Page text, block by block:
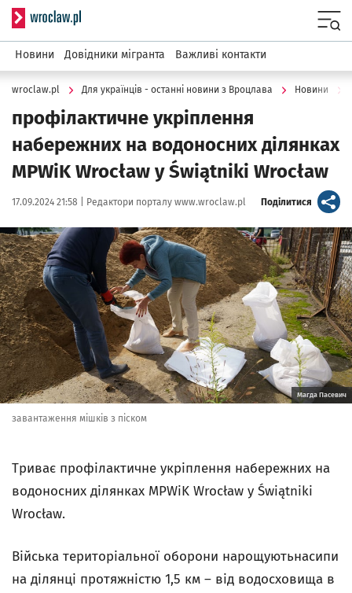
Serwis informacyjny wroclaw.pl
Новини Довідники мігранта Важливі контакти
wroclaw.pl Для українців - останні новини з Вроцлава Новини
профілактичне укріплення
набережних на водоносних ділянках
MPWiK Wrocław у Świątniki Wrocław
Data publikacji:
17.09.2024 21:58 | Autor:
Редактори порталу www.wroclaw.pl Поділитися artykuł
Kliknij, aby powiększyć
Магда Пасевич
завантаження мішків з піском
Триває профілактичне укріплення набережних на
водоносних ділянках MPWiK Wrocław у Świątniki
Wrocław.
Війська територіальної оборони нарощуютьнасипи
на ділянці протяжністю 1,5 км – від водосховища в